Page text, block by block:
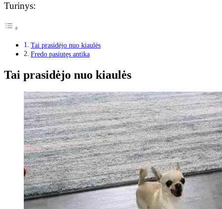
Turinys:
Tai prasidėjo nuo kiaulės
Fredo pasiutęs antika
Tai prasidėjo nuo kiaulės